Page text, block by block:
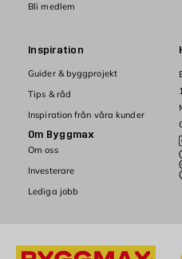
Bli medlem
Inspiration
Guider & byggprojekt
Tips & råd
Inspiration från våra kunder
Om Byggmax
Om oss
Investerare
Lediga jobb